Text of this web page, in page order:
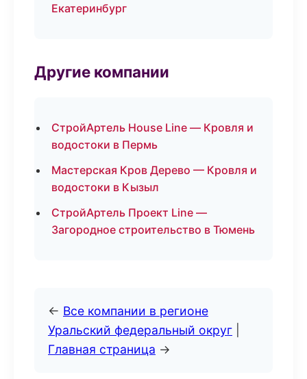
Екатеринбург
Другие компании
СтройАртель House Line — Кровля и
водостоки в Пермь
Мастерская Кров Дерево — Кровля и
водостоки в Кызыл
СтройАртель Проект Line —
Загородное строительство в Тюмень
← Все компании в регионе
Уральский федеральный округ
Главная страница →